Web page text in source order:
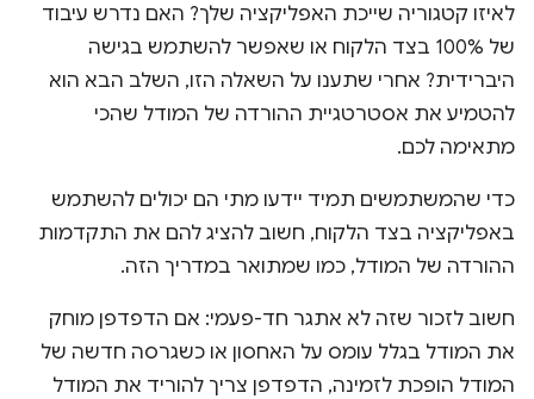
לאיזו קטגוריה שייכת האפליקציה שלך? האם נדרש עיבוד
של 100% בצד הלקוח או שאפשר להשתמש בגישה
היברידית? אחרי שתענו על השאלה הזו, השלב הבא הוא
להטמיע את אסטרטגיית ההורדה של המודל שהכי
מתאימה לכם.
כדי שהמשתמשים תמיד יידעו מתי הם יכולים להשתמש
באפליקציה בצד הלקוח, חשוב להציג להם את התקדמות
ההורדה של המודל, כמו שמתואר במדריך הזה.
חשוב לזכור שזה לא אתגר חד-פעמי: אם הדפדפן מוחק
את המודל בגלל עומס על האחסון או כשגרסה חדשה של
המודל הופכת לזמינה, הדפדפן צריך להוריד את המודל